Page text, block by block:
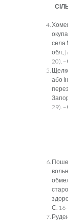
села
обл.,]
20). –
або
29). –
С. 16-